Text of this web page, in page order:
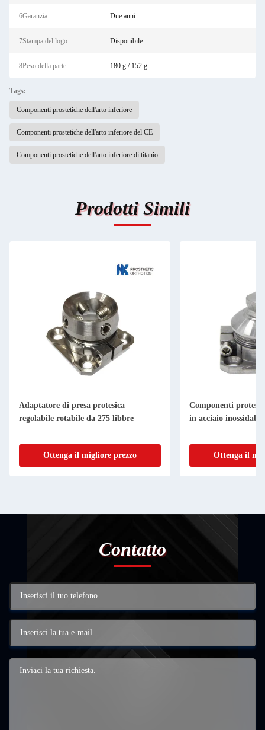
6Garanzia: Due anni
7Stampa del logo: Disponibile
8Peso della parte: 180 g / 152 g
Tags:
Componenti prostetiche dell'arto inferiore
Componenti prostetiche dell'arto inferiore del CE
Componenti prostetiche dell'arto inferiore di titanio
Prodotti Simili
Adaptatore di presa protesica
regolabile rotabile da 275 libbre
Ottenga il migliore prezzo
Componenti
in acciaio
Ottenga il
Contatto